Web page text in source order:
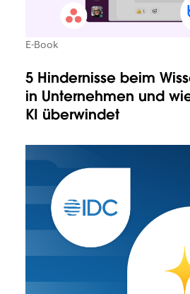
E-Book
5 Hindernisse beim
in Unternehmen und
KI überwindet